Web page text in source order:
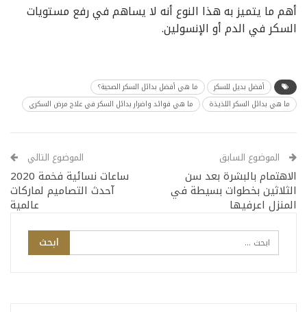
أهم ما يتميز به هذا النوع أنه لا يساهم في رفع مستويات
السكر في الدم أو الإنسولين.
أفضل بديل للسكر
ما هي أفضل بدائل السكر الصحية؟
ما هي بدائل السكر اللذيذة
ما هي فوائد واضرار بدائل السكر في علاج مرض السكري
الموضوع السابق
الاهتمام بالبشرة بعد سن
الثلاثين بخطوات بسيطة في
المنزل اعرفيها
الموضوع التالي
ساعات نسائية فخمة 2020
آحدث التصاميم لماركات
عالمية